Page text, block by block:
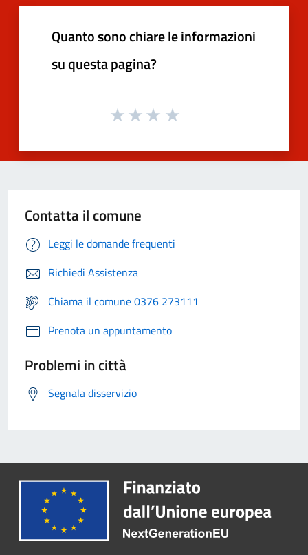
Quanto sono chiare le informazioni
su questa pagina?
Contatta il comune
Leggi le domande frequenti
Richiedi Assistenza
Chiama il comune 0376 273111
Prenota un appuntamento
Problemi in città
Segnala disservizio